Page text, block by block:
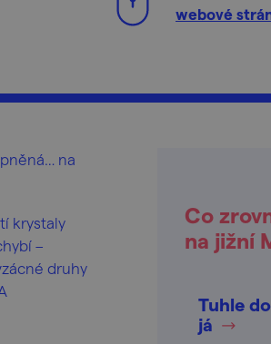
webové
na
krystaly
–
druhy
Co
na jižní
Tuhle
já